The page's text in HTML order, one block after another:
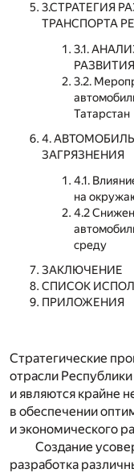
3.СТРАТЕГИЯ
ТРАНСПОРТА
3.1.
3.2.
Татарстан
4.
ЗАГРЯЗНЕНИЯ
4.1.
на
4.2
среду
ЗАКЛЮЧЕНИЕ
СПИСОК
ПРИЛОЖЕНИЯ
Стратегические
отрасли
и являются крайне
в обеспечении
и экономического
Создание
разработка